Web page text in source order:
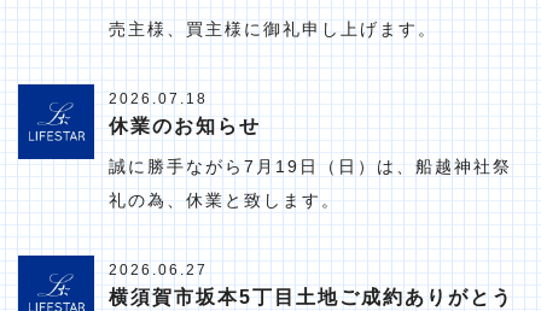
売主様、買主様に御礼申し上げます。
2026.07.18
休業のお知らせ
誠に勝手ながら7月19日（日）は、船越神社祭
礼の為、休業と致します。
2026.06.27
横須賀市坂本5丁目土地ご成約ありがとう